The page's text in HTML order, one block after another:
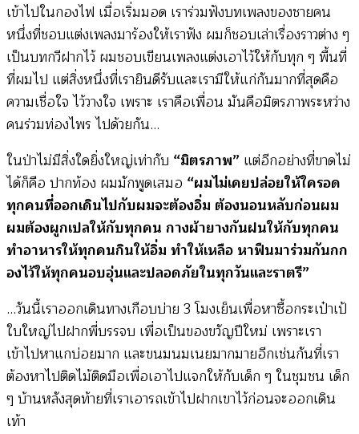
เข้าไปในกองไฟ เมื่อเริ่มมอด เราร่วมฟังบทเพลงของชายคน
หนึ่งที่ชอบแต่งเพลงมาร้องให้เราฟัง ผมก็ชอบเล่าเรื่องราวต่าง ๆ
เป็นบทกวีฝากไว้ ผมชอบเขียนเพลงแต่งเอาไว้ให้กับทุก ๆ พื้นที่
ที่ผมไป แต่สิ่งหนึ่งที่เรายินดีรับและเรามีให้แก่กันมากที่สุดคือ
ความเชื่อใจ ไว้วางใจ เพราะ เราคือเพื่อน มันคือมิตรภาพระหว่าง
คนร่วมท่องไพร ไปด้วยกัน…
ในป่าไม่มีสิ่งใดยิ่งใหญ่เท่ากับ “มิตรภาพ” แต่อีกอย่างที่ขาดไม่
ได้ก็คือ ปากท้อง ผมมักพูดเสมอ “ผมไม่เคยปล่อยให้ใครอด
ทุกคนที่ออกเดินไปกับผมจะต้องอิ่ม ต้องนอนหลับก่อนผม
ผมต้องผูกเปลให้กับทุกคน กางผ้ายางกันฝนให้กับทุกคน
ทำอาหารให้ทุกคนกินให้อิ่ม ทำให้เหลือ หาฟืนมาร่วมกันกก
องไว้ให้ทุกคนอบอุ่นและปลอดภัยในทุกวันและราตรี”
…วันนี้เราออกเดินทางเกือบบ่าย 3 โมงเย็นเพื่อหาซื้อกระเป๋าเป้
ใบใหญ่ไปฝากพี่บรรจบ เพื่อเป็นของขวัญปีใหม่ เพราะเรา
เข้าไปหาแกบ่อยมาก และขนมนมเนยมากมายอีกเช่นกันที่เรา
ต้องหาไปติดไม้ติดมือเพื่อเอาไปแจกให้กับเด็ก ๆ ในชุมชน เด็ก
ๆ บ้านหลังสุดท้ายที่เราเอารถเข้าไปฝากเขาไว้ก่อนจะออกเดิน
เท้า